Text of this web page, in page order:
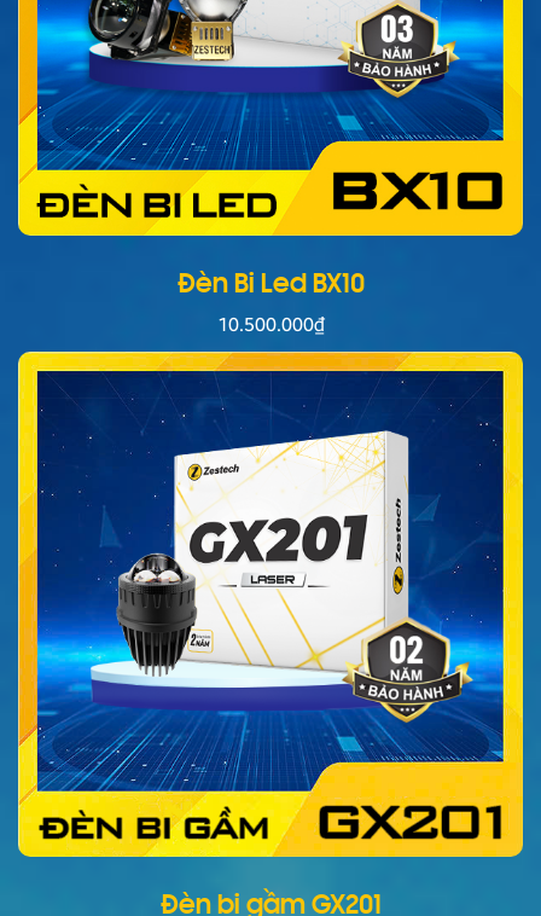
Đèn Bi Led BX10
10.500.000₫
Đèn bi gầm GX201